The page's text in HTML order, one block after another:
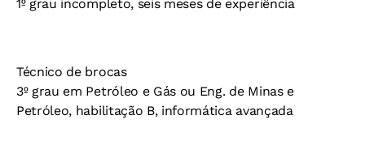
1º grau incompleto, seis meses de experiência
Técnico de brocas
3º grau em Petróleo e Gás ou Eng. de Minas e
Petróleo, habilitação B, informática avançada